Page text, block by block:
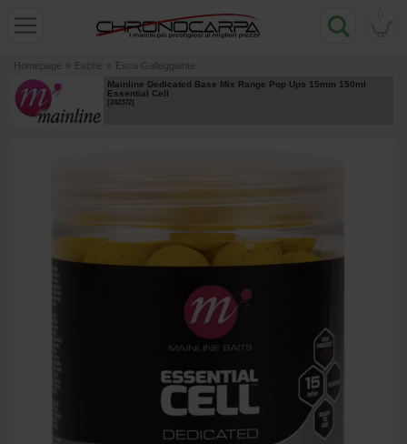
Homepage » Esche » Esca Galleggiante
Mainline Dedicated Base Mix Range Pop Ups 15mm 150ml
Essential Cell
[242372]